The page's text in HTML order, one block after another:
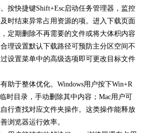
按快捷键Shift+Esc启动任务管理器，监控
时结束异常占用资源的项。进入下载页面
定期删除不再需要的文件或将大体积内容
理设置默认下载路径可预防主分区空间不
设置菜单中的高级选项即可更改目标文件
助于整体优化。Windows用户按下Win+R
时目录，手动删除其中内容；Mac用户可
行查找对应文件夹操作。这类操作能释放
浏览器运行效率。